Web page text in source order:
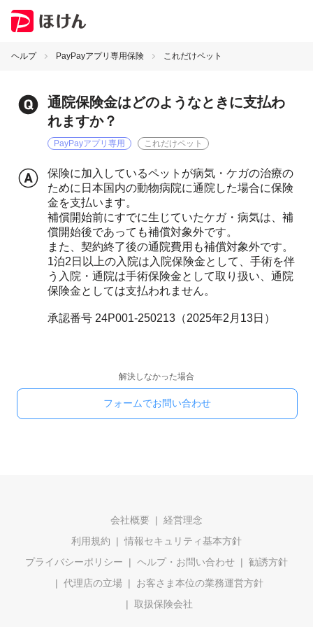
ヘルプ PayPayアプリ専用保険 これだけペット
通院保険金はどのようなときに支払わ
れますか？
PayPayアプリ専用 これだけペット
保険に加入しているペットが病気・ケガの治療の
ために日本国内の動物病院に通院した場合に保険
金を支払います。
補償開始前にすでに生じていたケガ・病気は、補
償開始後であっても補償対象外です。
また、契約終了後の通院費用も補償対象外です。
1泊2日以上の入院は入院保険金として、手術を伴
う入院・通院は手術保険金として取り扱い、通院
保険金としては支払われません。
承認番号 24P001-250213（2025年2月13日）
解決しなかった場合
フォームでお問い合わせ
会社概要
経営理念
利用規約
情報セキュリティ基本方針
プライバシーポリシー
ヘルプ・お問い合わせ
勧誘方針
代理店の立場
お客さま本位の業務運営方針
取扱保険会社